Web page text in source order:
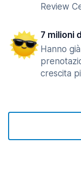
Review
7 milioni
Hanno
crescita